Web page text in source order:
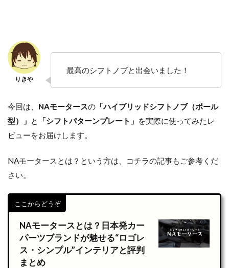
最高のシフトノブと出会いました！
今回は、 NAモータースの 「ハイブリッドシフトノブ（ボール
型）」 と 「シフトパターンプレート」 を実際に使ってみたレ
ビューをお届けします。
NAモータースとは？という方は、コチラの記事もご参考くだ
さい。
ここからどうぞ
NAモータースとは？日本発カー
パーツブランドが魅せる“ロゴレ
ス・シンプル”インテリアと評判
まとめ